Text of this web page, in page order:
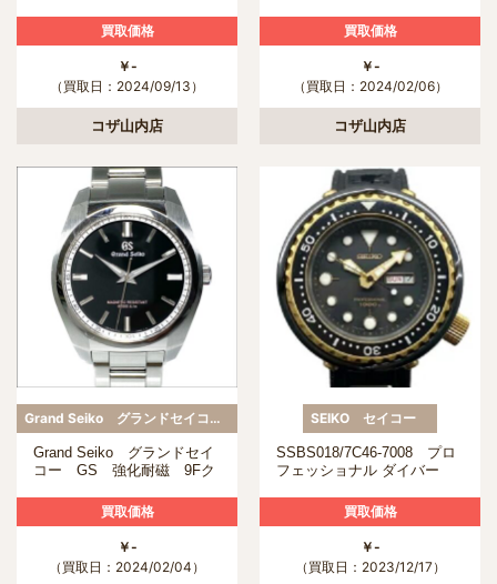
買取価格
￥-
（買取日：2024/09/13）
コザ山内店
GMT 1968 メカニカルダイ
バーズ 現代デザイン 自動
買取価格
￥-
（買取日：2024/02/06）
コザ山内店
Grand Seiko グランドセイコー
Grand Seiko グランドセイ
コー GS 強化耐磁 9Fク
防水 SS ステンレススチー
ル
買取価格
￥-
（買取日：2024/02/04）
SEIKO セイコー
SSBS018/7C46-7008 プロ
フェッショナル ダイバー
ン セラミック ※ベルト社
外品※
買取価格
￥-
（買取日：2023/12/17）